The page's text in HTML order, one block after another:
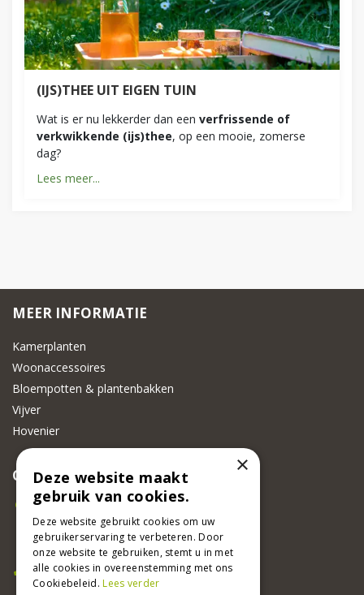
(IJS)THEE UIT EIGEN TUIN
Wat is er nu lekkerder dan een verfrissende of
verkwikkende (ijs)thee, op een mooie, zomerse
dag?
Lees meer...
MEER INFORMATIE
Kamerplanten
Woonaccessoires
Bloempotten & plantenbakken
Vijver
Hovenier
CONTACT
Beeker Tuincentrum
Adsteeg 31
6191 PW Beek
Bel ons
046 437 2881
×
Deze website maakt
gebruik van cookies.
Deze website gebruikt cookies om uw
gebruikerservaring te verbeteren. Door
onze website te gebruiken, stemt u in met
alle cookies in overeenstemming met ons
Cookiebeleid.Lees verder